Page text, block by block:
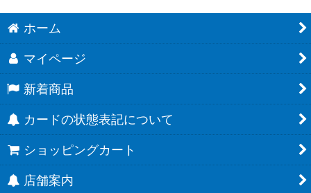
ホーム
マイページ
新着商品
カードの状態表記について
ショッピングカート
店舗案内